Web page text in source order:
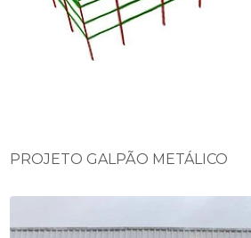
PROJETO GALPÃO METÁLICO